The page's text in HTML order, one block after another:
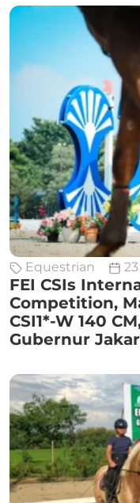
Equestrian
FEI CSIs
Competition,
CSI1*-W 140
Gubernur